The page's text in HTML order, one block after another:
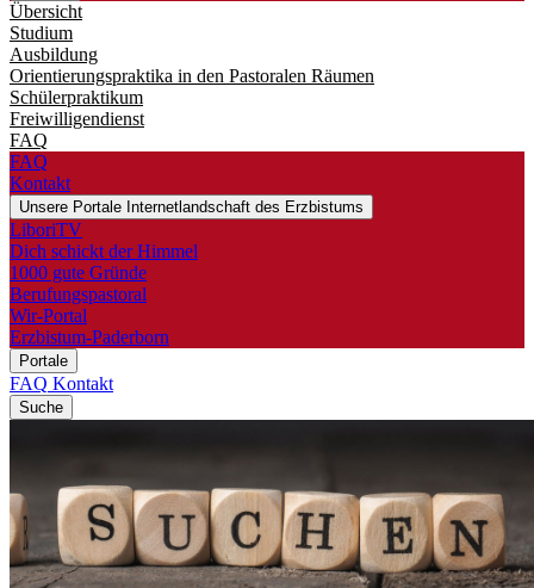
Übersicht
Studium
Ausbildung
Orientierungspraktika in den Pastoralen Räumen
Schülerpraktikum
Freiwilligendienst
FAQ
FAQ
Kontakt
Unsere Portale Internetlandschaft des Erzbistums
LiboriTV
Dich schickt der Himmel
1000 gute Gründe
Berufungspastoral
Wir-Portal
Erzbistum-Paderborn
Portale
FAQ Kontakt
Suche